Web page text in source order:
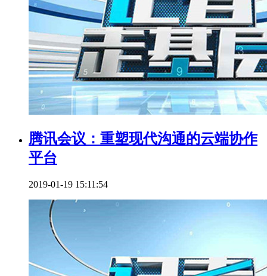
腾讯会议：重塑现代沟通的云端协作
平台
2019-01-19 15:11:54